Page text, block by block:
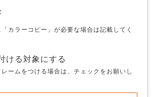
カラーコピー」が必要な場合は記載してく
ける対象にする
ームをつける場合は、チェックをお願いし